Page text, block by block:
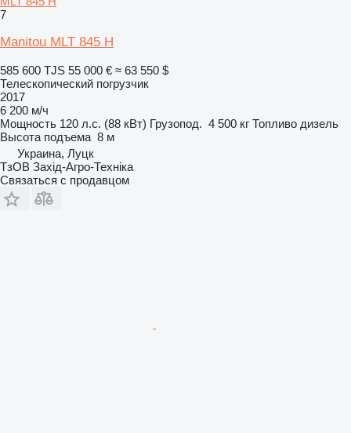
7
Manitou MLT 845 H
585 600 TJS 55 000 € ≈ 63 550 $
Телескопический погрузчик
2017
6 200 м/ч
Мощность 120 л.с. (88 кВт) Грузопод. 4 500 кг Топливо дизель
Высота подъема 8 м
Украина, Луцк
ТзОВ Захід-Агро-Техніка
Связаться с продавцом